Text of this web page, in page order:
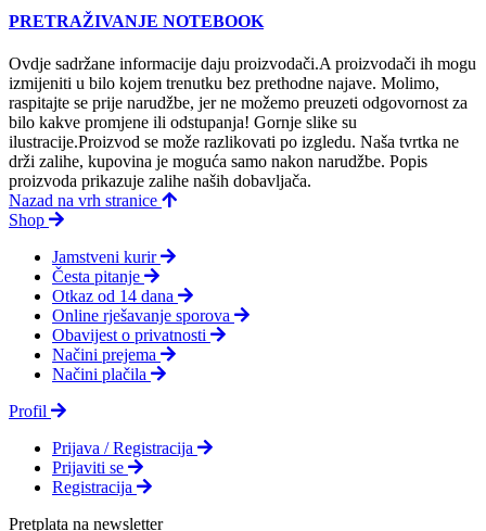
PRETRAŽIVANJE NOTEBOOK
Ovdje sadržane informacije daju proizvodači.A proizvodači ih mogu
izmijeniti u bilo kojem trenutku bez prethodne najave. Molimo,
raspitajte se prije narudžbe, jer ne možemo preuzeti odgovornost za
bilo kakve promjene ili odstupanja! Gornje slike su
ilustracije.Proizvod se može razlikovati po izgledu. Naša tvrtka ne
drži zalihe, kupovina je moguća samo nakon narudžbe. Popis
proizvoda prikazuje zalihe naših dobavljača.
Nazad na vrh stranice
Shop
Jamstveni kurir
Česta pitanje
Otkaz od 14 dana
Online rješavanje sporova
Obavijest o privatnosti
Načini prejema
Načini plačila
Profil
Prijava / Registracija
Prijaviti se
Registracija
Pretplata na newsletter